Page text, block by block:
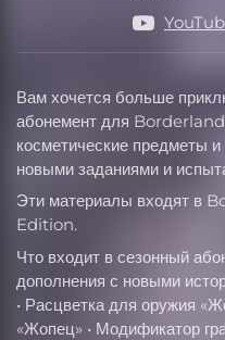
Вам хочется больше
абонемент для
косметические предметы
новыми заданиями и
Эти материалы входят в
Edition.
Что входит в сезонный
дополнения с новыми
• Расцветка для оружия
«Жопец» • Модификатор